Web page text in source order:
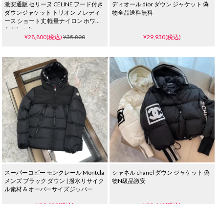
激安通販 セリーヌ CELINE フード付き
ダウンジャケット トリオンフ レディ
ース ショート丈 軽量ナイロン ホワイ
トおしゃれ
¥28,800(税込)¥35,800
ディオール dior ダウン ジャケット 偽
物全品送料無料
¥29,930(税込)
スーパーコピー モンクレール Montcla
メンズ ブラック ダウン | 撥水リサイク
ル素材 & オーバーサイズジッパー
シャネル chanel ダウン ジャケット 偽
物N級品激安